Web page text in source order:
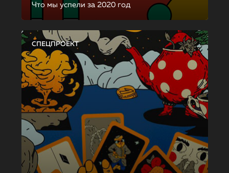
Что мы успели за 2020 год
СПЕЦПРОЕКТ